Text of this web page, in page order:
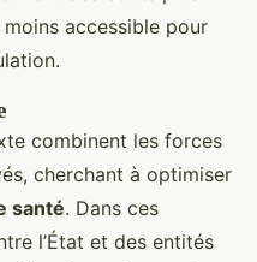
accessible pour
combinent les forces
cherchant à optimiser
santé. Dans ces
l’État et des entités